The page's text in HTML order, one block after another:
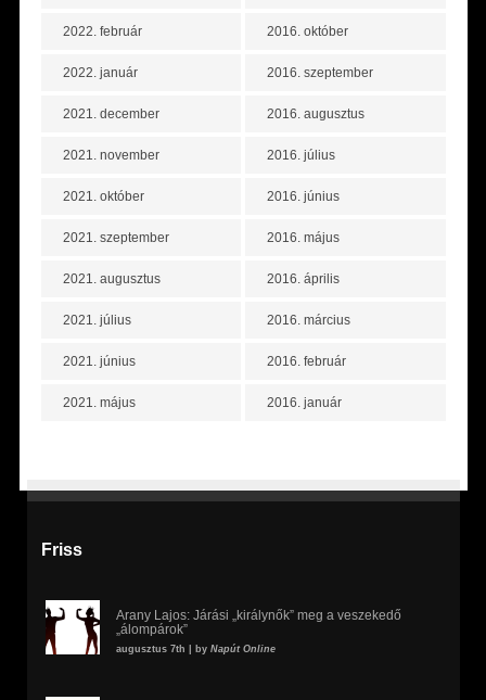
2022. február
2022. január
2021. december
2021. november
2021. október
2021. szeptember
2021. augusztus
2021. július
2021. június
2021. május
2016. október
2016. szeptember
2016. augusztus
2016. július
2016. június
2016. május
2016. április
2016. március
2016. február
2016. január
Friss
Arany Lajos: Járási „királynők” meg a veszekedő
„álompárok”
augusztus 7th | by Napút Online